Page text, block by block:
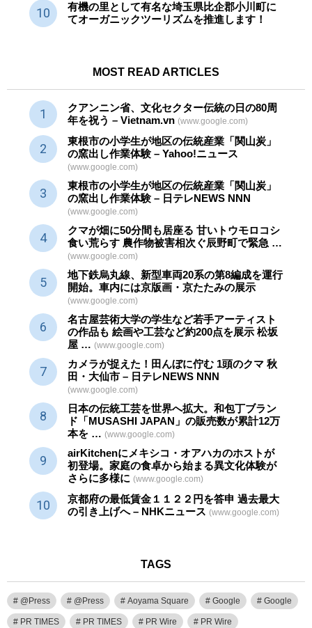
有機の里として有名な埼玉県比企郡小川町に
てオーガニックツーリズムを推進します！
MOST READ ARTICLES
クアンニン省、文化セクター伝統の日の80周
年を祝う – Vietnam.vn (www.google.com)
東根市の小学生が地区の伝統産業 「関山炭」
の窯出し作業体験 – Yahoo!ニュース
(www.google.com)
東根市の小学生が地区の伝統産業 「関山炭」
の窯出し作業体験 – 日テレNEWS NNN
(www.google.com)
クマが畑に50分間も居座る 甘いトウモロコシ
食い荒らす 農作物被害相次ぐ辰野町で緊急 …
(www.google.com)
地下鉄烏丸線、新型車両20系の第8編成を運行
開始。車内には京版画・京たたみの展示
(www.google.com)
名古屋芸術大学の学生など若手アーティスト
の作品も 絵画や工芸など約200点を展示 松坂
屋 … (www.google.com)
カメラが捉えた！田んぼに佇む 1頭のクマ 秋
田・大仙市 – 日テレNEWS NNN
(www.google.com)
日本の伝統工芸を世界へ拡大。和包丁ブラン
ド「MUSASHI JAPAN」の販売数が累計12万
本を … (www.google.com)
airKitchenにメキシコ・オアハカのホストが
初登場。家庭の食卓から始まる異文化体験が
さらに多様に (www.google.com)
京都府の最低賃金１１２２円を答申 過去最大
の引き上げへ – NHKニュース (www.google.com)
TAGS
@Press @Press Aoyama Square Google Google
PR TIMES PR TIMES PR Wire PR Wire